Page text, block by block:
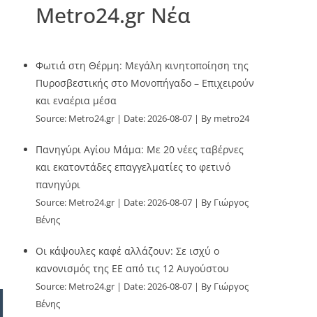
Metro24.gr Νέα
Φωτιά στη Θέρμη: Μεγάλη κινητοποίηση της
Πυροσβεστικής στο Μονοπήγαδο – Επιχειρούν
και εναέρια μέσα
Source: Metro24.gr Date: 2026-08-07 By metro24
Πανηγύρι Αγίου Μάμα: Με 20 νέες ταβέρνες
και εκατοντάδες επαγγελματίες το φετινό
πανηγύρι
Source: Metro24.gr Date: 2026-08-07
By Γιώργος
Βένης
Οι κάψουλες καφέ αλλάζουν: Σε ισχύ ο
κανονισμός της ΕΕ από τις 12 Αυγούστου
Source: Metro24.gr Date: 2026-08-07
By Γιώργος
Βένης